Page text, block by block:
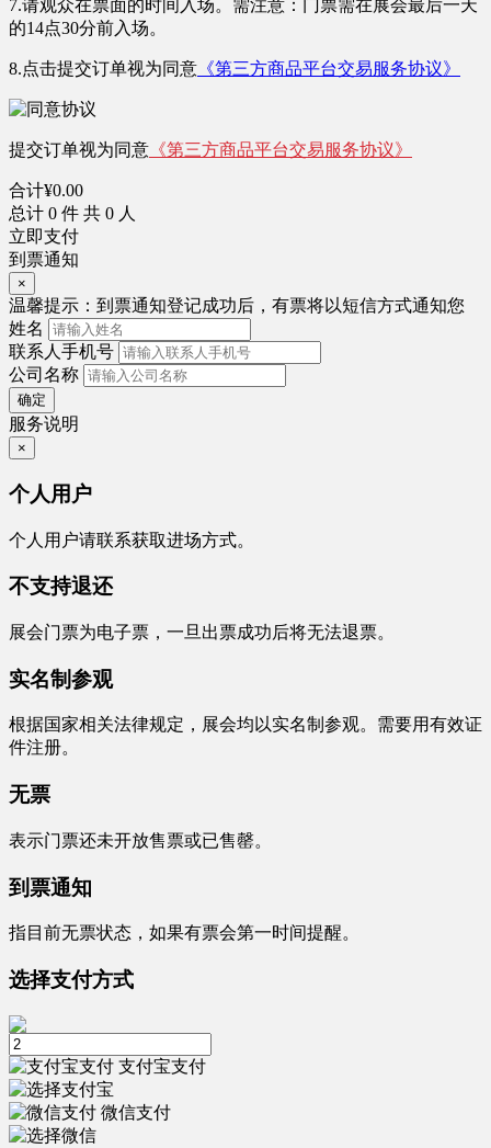
7.请观众在票面的时间入场。需注意： 门票需在展会最后一天
的14点30分前入场。
8.点击提交订单视为同意 《第三方商品平台交易服务协议》
提交订单视为同意 《第三方商品平台交易服务协议》
合计¥0.00
总计 0 件 共 0 人
立即支付
到票通知
×
温馨提示： 到票通知登记成功后，有票将以短信方式通知您
姓名
联系人手机号
公司名称
确定
服务说明
×
个人用户
个人用户请联系获取进场方式。
不支持退还
展会门票为电子票，一旦出票成功后将无法退票。
实名制参观
根据国家相关法律规定，展会均以实名制参观。需要用有效证
件注册。
无票
表示门票还未开放售票或已售罄。
到票通知
指目前无票状态，如果有票会第一时间提醒。
选择支付方式
支付宝支付
微信支付